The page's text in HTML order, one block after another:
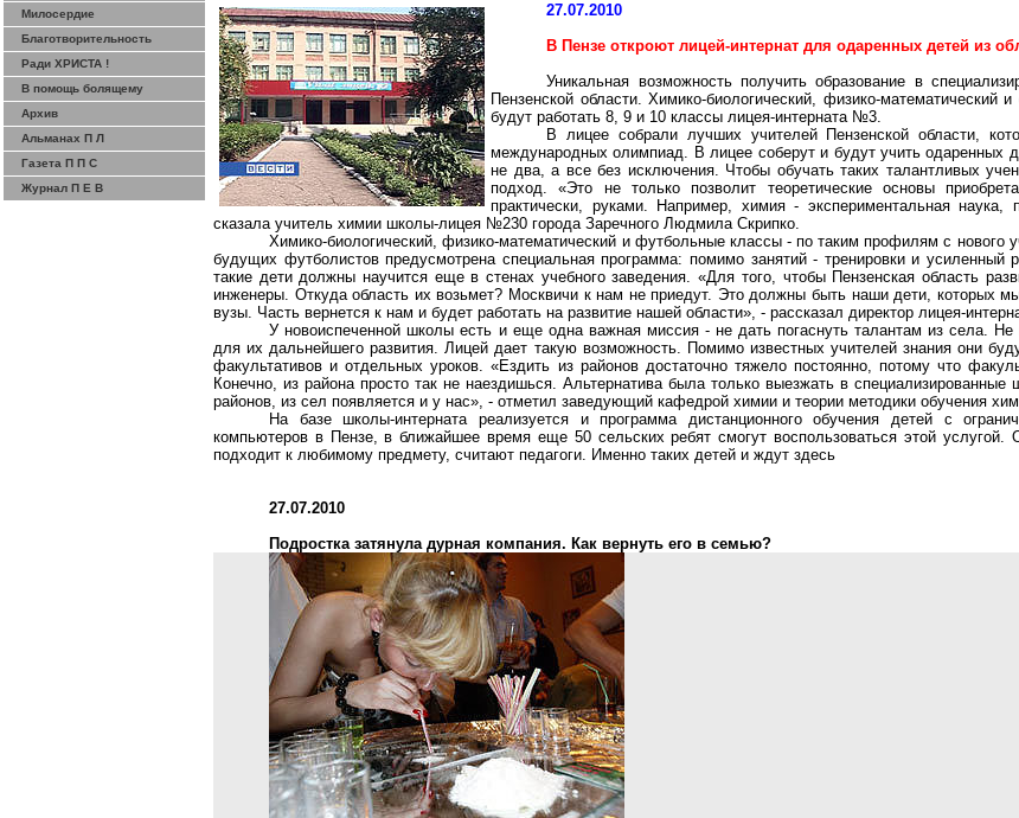
Милосердие
Благотворительность
Ради ХРИСТА !
В помощь болящему
Архив
Альманах П Л
Газета П П С
Журнал П Е В
27.07.2010
В Пензе откроют лицей-интернат для одаренных детей из
Уникальная возможность получить образование в
Пензенской области. Химико-биологический, физико-
будут работать 8, 9 и 10 классы лицея-интерната №3.
В лицее собрали лучших учителей Пензенской области,
международных олимпиад. В лицее соберут и будут учить одаренных
не два, а все без исключения. Чтобы обучать таких талантливых
подход. «Это не только позволит теоретические основы
практически, руками. Например, химия - экспериментальная
сказала учитель химии школы-лицея №230 города Заречного Людмила Скрипко.
Химико-биологический, физико-математический и футбольные классы - по таким профилям с нового
будущих футболистов предусмотрена специальная программа: помимо занятий - тренировки и
такие дети должны научится еще в стенах учебного заведения. «Для того, чтобы Пензенская область
инженеры. Откуда область их возьмет? Москвичи к нам не приедут. Это должны быть наши дети, которых
вузы. Часть вернется к нам и будет работать на развитие нашей области», - рассказал директор лицея-
У новоиспеченной школы есть и еще одна важная миссия - не дать погаснуть талантам из села.
для их дальнейшего развития. Лицей дает такую возможность. Помимо известных учителей знания они
факультативов и отдельных уроков. «Ездить из районов достаточно тяжело постоянно, потому что
Конечно, из района просто так не наездишься. Альтернатива была только выезжать в
районов, из сел появляется и у нас», - отметил заведующий кафедрой химии и теории методики обучения
На базе школы-интерната реализуется и программа дистанционного обучения детей с
компьютеров в Пензе, в ближайшее время еще 50 сельских ребят смогут воспользоваться этой услугой.
подходит к любимому предмету, считают педагоги. Именно таких детей и ждут здесь
27.07.2010
Подростка затянула дурная компания. Как вернуть его в семью?